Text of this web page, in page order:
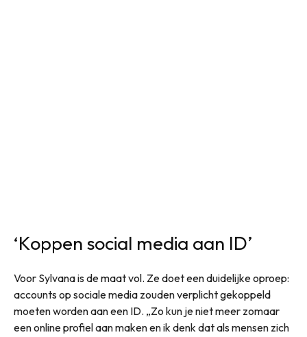
‘Koppen social media aan ID’
Voor Sylvana is de maat vol. Ze doet een duidelijke oproep:
accounts op sociale media zouden verplicht gekoppeld
moeten worden aan een ID. „Zo kun je niet meer zomaar
een online profiel aan maken en ik denk dat als mensen zich